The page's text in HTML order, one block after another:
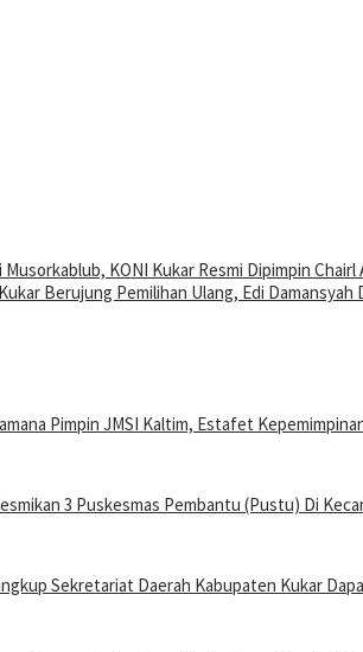
Musorkablub, KONI Kukar Resmi Dipimpin Chairl
Berujung Pemilihan Ulang, Edi
Pimpin JMSI Kaltim, Estafet
3 Puskesmas Pembantu (Pustu) Di
Sekretariat Daerah Kabupaten Kukar